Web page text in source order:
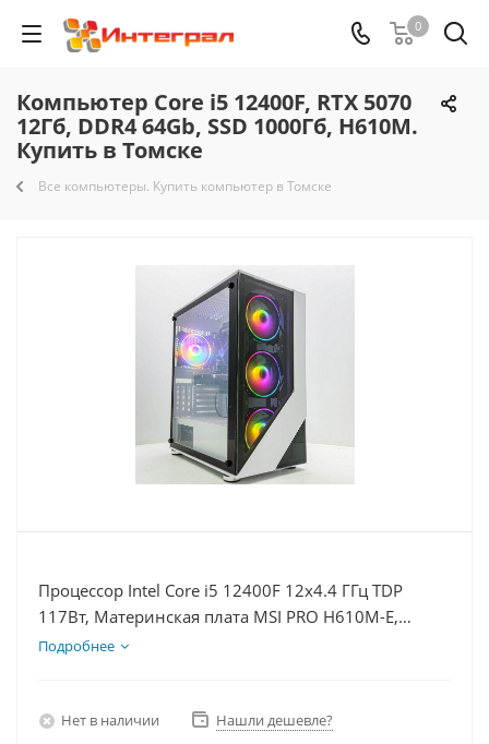
0
Компьютер Core i5 12400F, RTX 5070
12Гб, DDR4 64Gb, SSD 1000Гб, H610M.
Купить в Томске
Все компьютеры. Купить компьютер в Томске
Процессор Intel Core i5 12400F 12x4.4 ГГц TDP
117Вт, Материнская плата MSI PRO H610M-E,
Видеокарта RTX 5070 12Гб, Память DDR4 64Gb,
Подробнее
Нет в наличии Нашли дешевле?